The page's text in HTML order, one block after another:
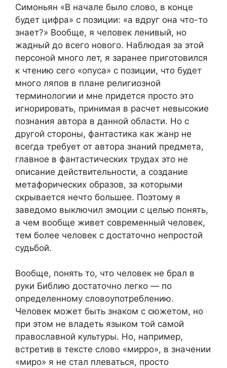
Симоньян «В начале было слово, в конце
будет цифра» с позиции: «а вдруг она что-то
знает?» Вообще, я человек ленивый, но
жадный до всего нового. Наблюдая за этой
персоной много лет, я заранее приготовился
к чтению сего «опуса» с позиции, что будет
много ляпов в плане религиозной
терминологии и мне придется просто это
игнорировать, принимая в расчет невысокие
познания автора в данной области. Но с
другой стороны, фантастика как жанр не
всегда требует от автора знаний предмета,
главное в фантастических трудах это не
описание действительности, а создание
метафорических образов, за которыми
скрывается нечто большее. Поэтому я
заведомо выключил эмоции с целью понять,
а чем вообще живет современный человек,
тем более человек с достаточно непростой
судьбой.
Вообще, понять то, что человек не брал в
руки Библию достаточно легко — по
определенному словоупотреблению.
Человек может быть знаком с сюжетом, но
при этом не владеть языком той самой
православной культуры. Но, например,
встретив в тексте слово «мирро», в значении
«миро» я не стал плеваться, просто